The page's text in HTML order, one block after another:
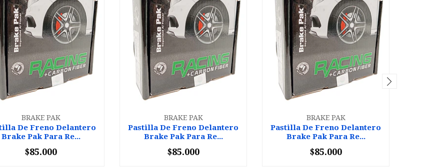
BRAKE PAK
De Freno Delantero
Brake Pak Para Re...
+
$85.000
BRAKE PAK
Pastilla De Freno Delantero
Brake Pak Para Re...
+
$85.000
BRAKE PAK
Pastilla De Freno Delantero
Brake Pak Para Re...
+
$85.000